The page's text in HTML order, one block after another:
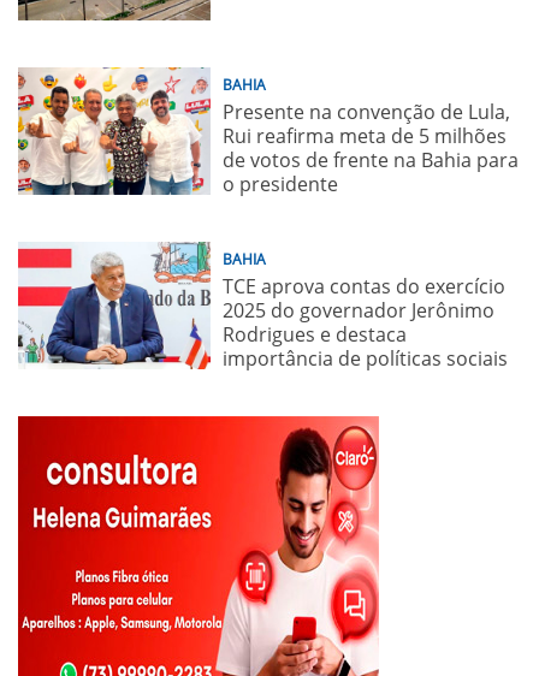
BAHIA
Presente na convenção de Lula,
Rui reafirma meta de 5 milhões
de votos de frente na Bahia para
o presidente
BAHIA
TCE aprova contas do exercício
2025 do governador Jerônimo
Rodrigues e destaca
importância de políticas sociais